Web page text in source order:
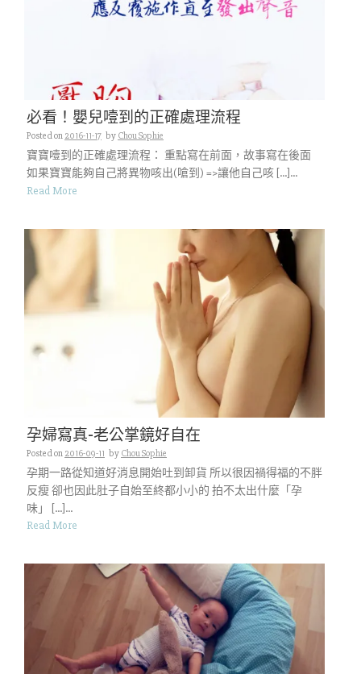
必看！嬰兒噎到的正確處理流程
Posted on 2016-11-17 by Chou Sophie
寶寶噎到的正確處理流程： 重點寫在前面，故事寫在後面
如果寶寶能夠自己將異物咳出(嗆到) =>讓他自己咳 […]...
Read More
孕婦寫真-老公掌鏡好自在
Posted on 2016-09-11 by Chou Sophie
孕期一路從知道好消息開始吐到卸貨 所以很因禍得福的不胖
反瘦 卻也因此肚子自始至終都小小的 拍不太出什麼「孕
味」 […]...
Read More